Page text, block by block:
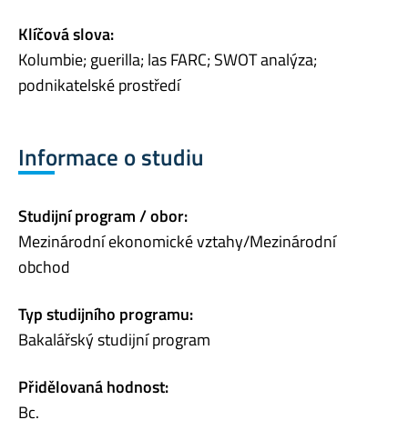
Klíčová slova:
Kolumbie; guerilla; las FARC; SWOT analýza;
podnikatelské prostředí
Informace o studiu
Studijní program / obor:
Mezinárodní ekonomické vztahy/Mezinárodní
obchod
Typ studijního programu:
Bakalářský studijní program
Přidělovaná hodnost:
Bc.